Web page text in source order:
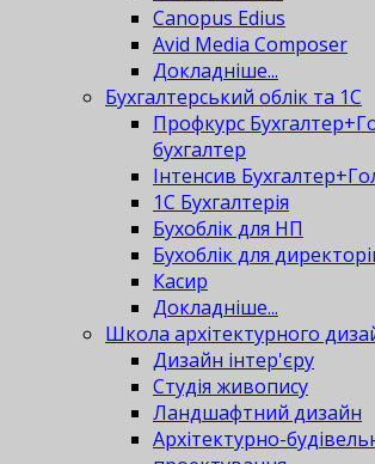
Canopus Edius
Avid Media Composer
Докладніше...
Бухгалтерський облік та 1С
Профкурс
бухгалтер
Інтенсив
1С Бухгалтерія
Бухоблік для НП
Бухоблік для
Касир
Докладніше...
Школа архітектурного
Дизайн інтер'єру
Студія живопису
Ландшафтний дизайн
Архітектурно-